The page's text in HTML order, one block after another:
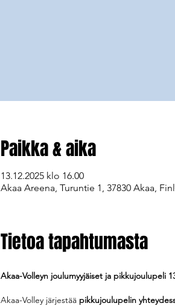
Paikka & aika
13.12.2025 klo 16.00
Akaa Areena, Turuntie 1, 37830 Akaa,
Tietoa tapahtumasta
Akaa-Volleyn joulumyyjäiset ja pikkujoulupeli
Akaa-Volley järjestää pikkujoulupelin